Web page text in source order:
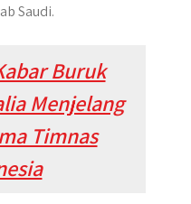
Saudi.
Buruk
Menjelang
Timnas